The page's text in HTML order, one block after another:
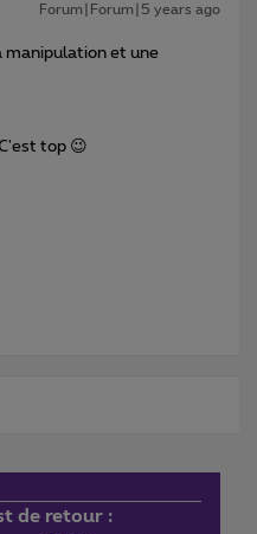
Forum|Forum|5 years ago
manipulation et une
top 😉
de retour :